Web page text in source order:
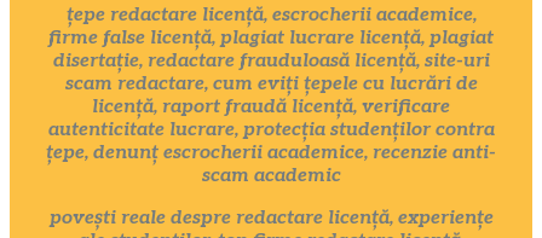
țepe redactare licență, escrocherii academice,
firme false licență, plagiat lucrare licență, plagiat
disertație, redactare frauduloasă licență, site-uri
scam redactare, cum eviți țepele cu lucrări de
licență, raport fraudă licență, verificare
autenticitate lucrare, protecția studenților contra
țepe, denunț escrocherii academice, recenzie anti-
scam academic
povești reale despre redactare licență, experiențe